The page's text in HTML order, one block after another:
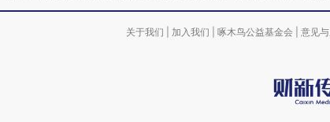
关于我们 加入我们 啄木鸟公益基金会 意见